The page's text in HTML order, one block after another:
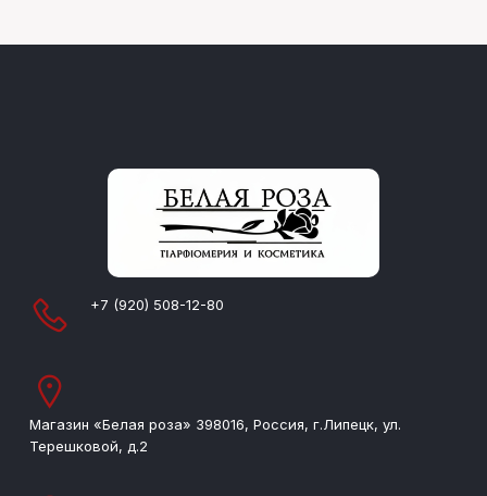
+7 (920) 508-12-80
Магазин «Белая роза» 398016, Россия, г.Липецк, ул.
Терешковой, д.2